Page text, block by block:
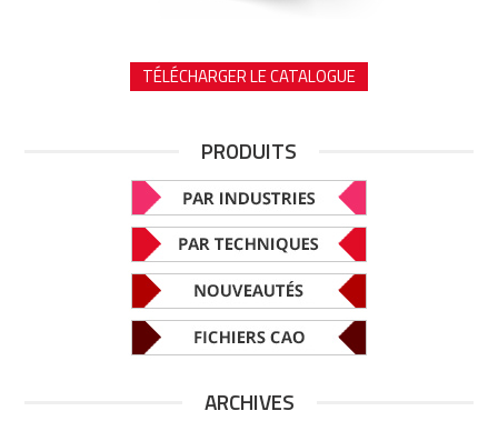
TÉLÉCHARGER LE CATALOGUE
PRODUITS
ARCHIVES